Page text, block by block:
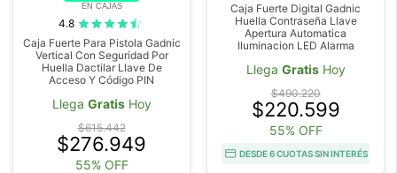
EN CAJAS
4.8
Caja Fuerte Para Pistola Gadnic
Vertical Con Seguridad Por
Huella Dactilar Llave De
Acceso Y Código PIN
Llega GratisHoy
$615.442
$276.949
55% OFF
Caja Fuerte Digital Gadnic
Huella Contraseña Llave
Apertura Automatica
Iluminacion LED Alarma
Llega GratisHoy
$490.220
$220.599
55% OFF
DESDE 6 CUOTAS SIN INTERÉS